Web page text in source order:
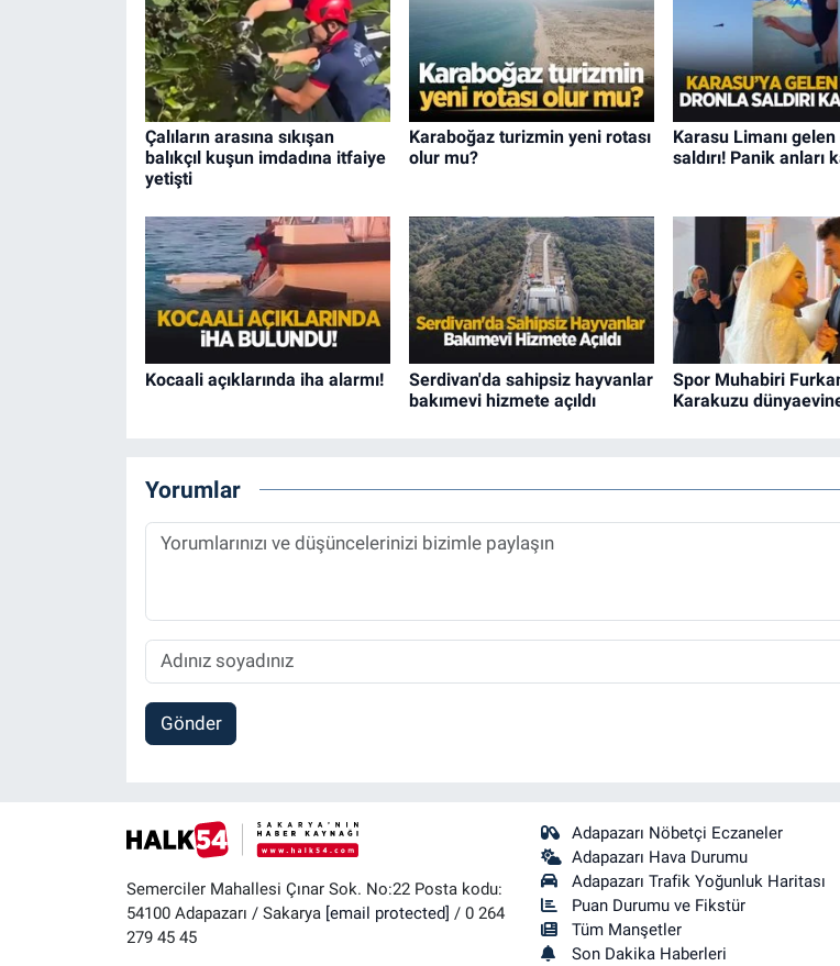
Çalıların arasına sıkışan
balıkçıl kuşun imdadına itfaiye
yetişti
Karaboğaz turizmin yeni rotası
olur mu?
Karasu Limanı
saldırı! Panik anları
Kocaali açıklarında iha alarmı!
Serdivan'da sahipsiz hayvanlar
bakımevi hizmete açıldı
Spor Muhabiri
Karakuzu
Yorumlar
Gönder
Semerciler Mahallesi Çınar Sok. No:22 Posta kodu:
54100 Adapazarı / Sakarya [email protected] / 0 264
279 45 45
Adapazarı Nöbetçi Eczaneler
Adapazarı Hava Durumu
Adapazarı Trafik Yoğunluk Haritası
Puan Durumu ve Fikstür
Tüm Manşetler
Son Dakika Haberleri